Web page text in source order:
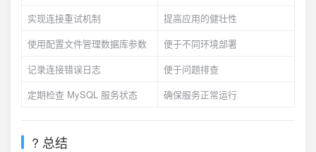
实现连接重试机制
提高应用的健壮性
使用配置文件管理数据库参数
便于不同环境部署
记录连接错误日志
便于问题排查
定期检查 MySQL 服务状态
确保服务正常运行
? 总结